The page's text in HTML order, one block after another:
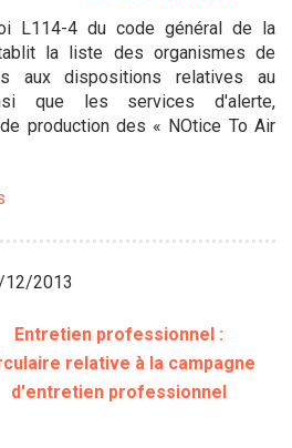
L114-4 du code général de la
la liste des organismes de
aux dispositions relatives au
que les services d'alerte,
production des « NOtice To Air
12/2013
Entretien professionnel :
relative à la campagne
d'entretien professionnel